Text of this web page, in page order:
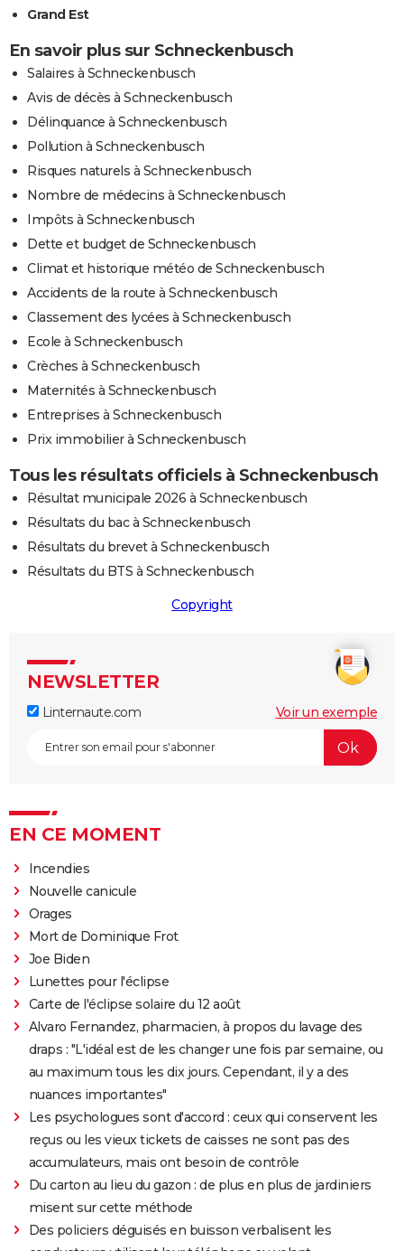
Grand Est
En savoir plus sur Schneckenbusch
Salaires à Schneckenbusch
Avis de décès à Schneckenbusch
Délinquance à Schneckenbusch
Pollution à Schneckenbusch
Risques naturels à Schneckenbusch
Nombre de médecins à Schneckenbusch
Impôts à Schneckenbusch
Dette et budget de Schneckenbusch
Climat et historique météo de Schneckenbusch
Accidents de la route à Schneckenbusch
Classement des lycées à Schneckenbusch
Ecole à Schneckenbusch
Crèches à Schneckenbusch
Maternités à Schneckenbusch
Entreprises à Schneckenbusch
Prix immobilier à Schneckenbusch
Tous les résultats officiels à Schneckenbusch
Résultat municipale 2026 à Schneckenbusch
Résultats du bac à Schneckenbusch
Résultats du brevet à Schneckenbusch
Résultats du BTS à Schneckenbusch
Copyright
NEWSLETTER
Linternaute.com Voir un exemple
EN CE MOMENT
Incendies
Nouvelle canicule
Orages
Mort de Dominique Frot
Joe Biden
Lunettes pour l'éclipse
Carte de l'éclipse solaire du 12 août
Alvaro Fernandez, pharmacien, à propos du lavage des
draps : "L'idéal est de les changer une fois par semaine, ou
au maximum tous les dix jours. Cependant, il y a des
nuances importantes"
Les psychologues sont d'accord : ceux qui conservent les
reçus ou les vieux tickets de caisses ne sont pas des
accumulateurs, mais ont besoin de contrôle
Du carton au lieu du gazon : de plus en plus de jardiniers
misent sur cette méthode
Des policiers déguisés en buisson verbalisent les